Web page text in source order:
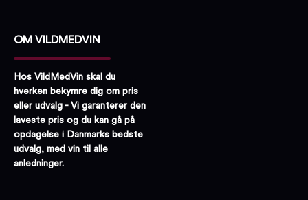
OM VILDMEDVIN
Hos VildMedVin skal du
hverken bekymre dig om pris
eller udvalg - Vi garanterer den
laveste pris og du kan gå på
opdagelse i Danmarks bedste
udvalg, med vin til alle
anledninger.